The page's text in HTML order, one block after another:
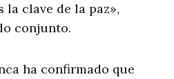
clave de la paz»,
conjunto.
ha confirmado que